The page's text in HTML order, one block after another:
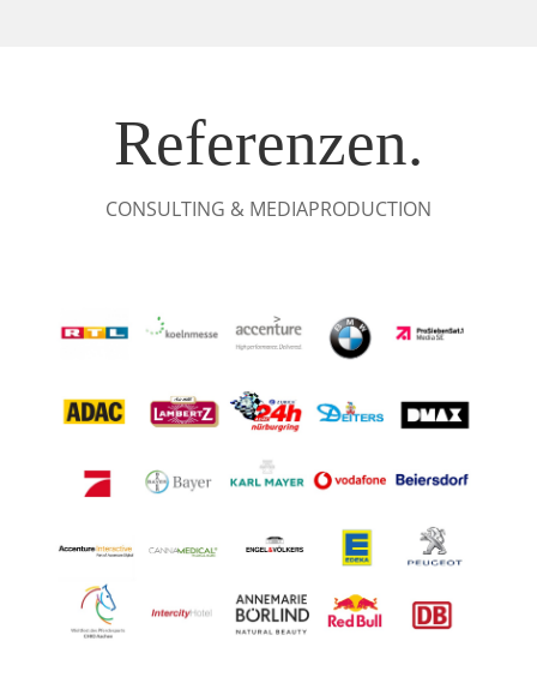
Referenzen.
CONSULTING & MEDIAPRODUCTION